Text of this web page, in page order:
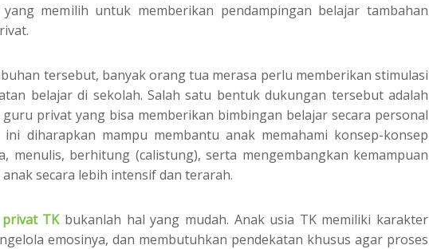
memilih untuk memberikan pendampingan belajar tambahan
tersebut, banyak orang tua merasa perlu memberikan stimulasi
belajar di sekolah. Salah satu bentuk dukungan tersebut adalah
privat yang bisa memberikan bimbingan belajar secara personal
diharapkan mampu membantu anak memahami konsep-konsep
menulis, berhitung (calistung), serta mengembangkan kemampuan
secara lebih intensif dan terarah.
TKbukanlah hal yang mudah. Anak usia TK memiliki karakter
emosinya, dan membutuhkan pendekatan khusus agar proses